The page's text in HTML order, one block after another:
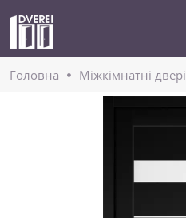
Головнa Міжкімнатні двері